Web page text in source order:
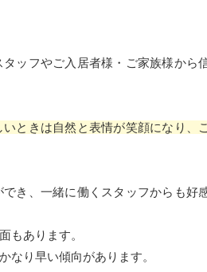
ッフやご入居者様・ご家族様から
ときは自然と表情が笑顔になり、
き、一緒に働くスタッフからも好
もあります。
なり早い傾向があります。